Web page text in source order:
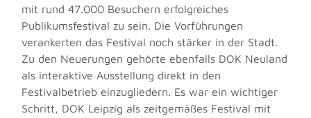
mit rund 47.000 Besuchern erfolgreiches
Publikumsfestival zu sein. Die Vorführungen
verankerten das Festival noch stärker in der Stadt.
Zu den Neuerungen gehörte ebenfalls DOK Neuland
als interaktive Ausstellung direkt in den
Festivalbetrieb einzugliedern. Es war ein wichtiger
Schritt, DOK Leipzig als zeitgemäßes Festival mit